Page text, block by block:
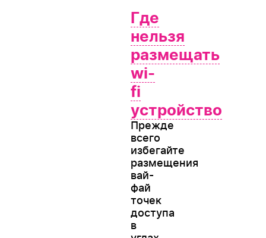
Где
нельзя
размещать
wi-
fi
устройство
Прежде
всего
избегайте
размещения
вай-
фай
точек
доступа
в